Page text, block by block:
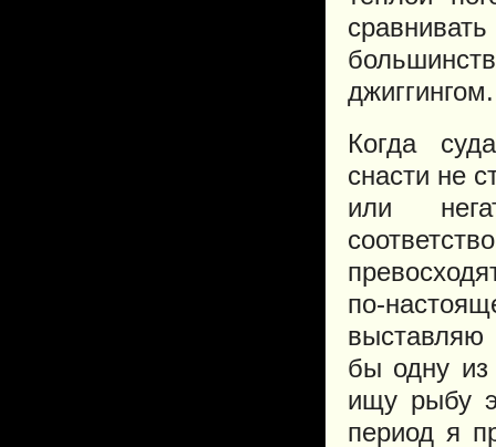
джиггингом.
Когда
снасти не
или
по-
выставляю
бы одну из
ищу рыбу
период я